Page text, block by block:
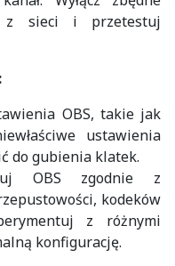
z sieci i przetestuj
OBS, takie jak
ustawienia
do gubienia klatek.
OBS zgodnie z
kodeków
z różnymi
konfigurację.